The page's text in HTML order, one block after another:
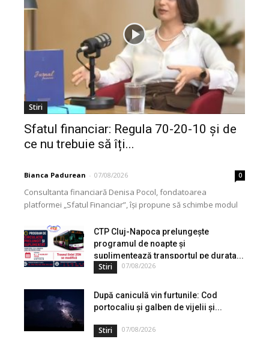
Stiri
Sfatul financiar: Regula 70-20-10 și de
ce nu trebuie să îți...
Bianca Padurean - 07/08/2026 0
Consultanta financiară Denisa Pocol, fondatoarea
platformei „Sfatul Financiar”, își propune să schimbe modul
de peste...
CTP Cluj-Napoca prelungește
programul de noapte și
suplimentează transportul pe durata...
Stiri 07/08/2026
După caniculă vin furtunile: Cod
portocaliu și galben de vijelii și...
Stiri 07/08/2026